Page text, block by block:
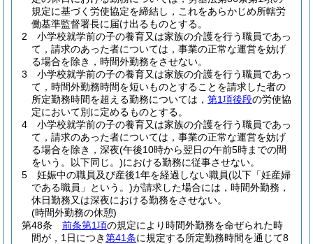
規定に基づく労使協定を締結し，これをあらかじめ所轄労
働基準監督署長に届け出るものとする。
2
小学校就学前の子の養育又は家族の介護を行う職員であっ
て，請求のあった者については，事業の正常な運営を妨げ
る場合を除き，時間外勤務をさせない。
3
小学校就学前の子の養育又は家族の介護を行う職員であっ
て，時間外勤務時間を短いものとすることを請求した者の
所定勤務時間を超える勤務については， 第1項後段の労使協
定において別に定めるものとする。
4
小学校就学前の子の養育又は家族の介護を行う職員であっ
て，請求のあった者については，事業の正常な運営を妨げ
る場合を除き，深夜(午後10時から翌日の午前5時までの間
をいう。以下同じ。)における勤務に従事させない。
5
妊娠中の職員及び産後1年を経過しない職員(以下「妊産婦
である職員」という。)が請求した場合には，時間外勤務，
休日勤務又は深夜における勤務をさせない。
(時間外勤務の休憩)
第48条
前条第1項の規定により時間外勤務を命ぜられた時
間が，1日につき第41条に規定する所定勤務時間を通じて8